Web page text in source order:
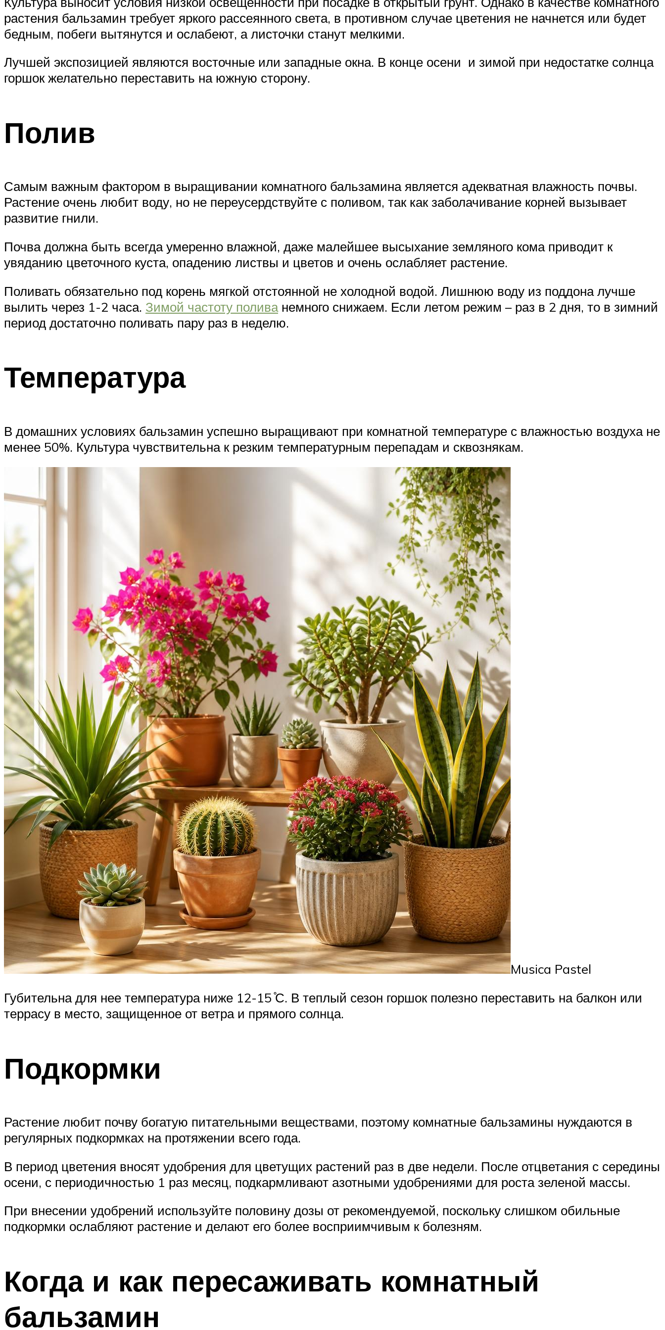
растения бальзамин требует яркого рассеянного света, в противном случае цветения не начнется или будет
бедным, побеги вытянутся и ослабеют, а листочки станут мелкими.
Лучшей экспозицией являются восточные или западные окна. В конце осени и зимой при недостатке солнца
горшок желательно переставить на южную сторону.
Полив
Самым важным фактором в выращивании комнатного бальзамина является адекватная влажность почвы.
Растение очень любит воду, но не переусердствуйте с поливом, так как заболачивание корней вызывает
развитие гнили.
Почва должна быть всегда умеренно влажной, даже малейшее высыхание земляного кома приводит к
увяданию цветочного куста, опадению листвы и цветов и очень ослабляет растение.
Поливать обязательно под корень мягкой отстоянной не холодной водой. Лишнюю воду из поддона лучше
вылить через 1-2 часа. Зимой частоту поливанемного снижаем. Если летом режим – раз в 2 дня, то в зимний
период достаточно поливать пару раз в неделю.
Температура
В домашних условиях бальзамин успешно выращивают при комнатной температуре с влажностью воздуха не
менее 50%. Культура чувствительна к резким температурным перепадам и сквознякам.
Musica Pastel
Губительна для нее температура ниже 12-15 ̊С. В теплый сезон горшок полезно переставить на балкон или
террасу в место, защищенное от ветра и прямого солнца.
Подкормки
Растение любит почву богатую питательными веществами, поэтому комнатные бальзамины нуждаются в
регулярных подкормках на протяжении всего года.
В период цветения вносят удобрения для цветущих растений раз в две недели. После отцветания с середины
осени, с периодичностью 1 раз месяц, подкармливают азотными удобрениями для роста зеленой массы.
При внесении удобрений используйте половину дозы от рекомендуемой, поскольку слишком обильные
подкормки ослабляют растение и делают его более восприимчивым к болезням.
Когда и как пересаживать комнатный
бальзамин